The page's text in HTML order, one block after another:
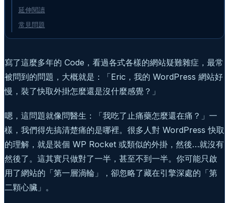
延伸閱讀
常見問題
寫了這麼多年的 Code，看過各式各樣的網站疑難雜症，最常
被問到的問題，大概就是：「Eric，我的 WordPress 網站好
慢，裝了快取外掛怎麼還是沒什麼感覺？」
嗯，這問題就像問醫生：「我吃了止痛藥怎麼還在痛？」一
樣，我們得先搞清楚痛的是哪裡。很多人對 WordPress 快取
的理解，就是裝個 WP Rocket 或類似的外掛，然後…就沒有
然後了。這其實只做對了一半，甚至不到一半。你可能只啟
用了網站的「第一層渦輪」，卻忽略了藏在引擎深處的「第
二顆心臟」。